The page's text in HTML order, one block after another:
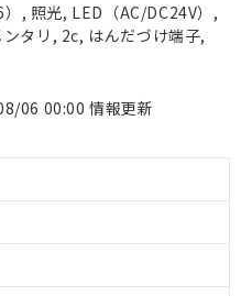
, 照光, LED（AC/DC24V）,
タリ, 2c, はんだづけ端子,
06 00:00 情報更新